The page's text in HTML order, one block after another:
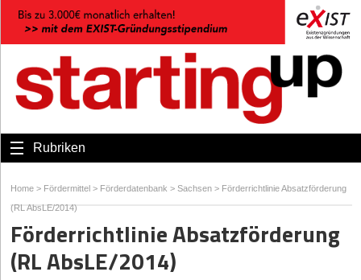
Rubriken
Home > Fördermittel > Förderdatenbank > Sachsen > Förderrichtlinie Absatzförderung
(RL AbsLE/2014)
Förderrichtlinie Absatzförderung
(RL AbsLE/2014)